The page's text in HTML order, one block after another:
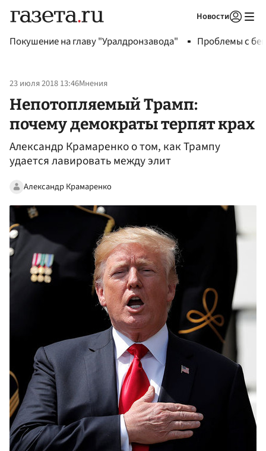
Новости
Покушение на главу "Уралдронзавода" Проблемы с
23 июля 2018 13:46Мнения
Непотопляемый Трамп:
почему демократы терпят крах
Александр Крамаренко о том, как Трампу
удается лавировать между элит
Александр Крамаренко